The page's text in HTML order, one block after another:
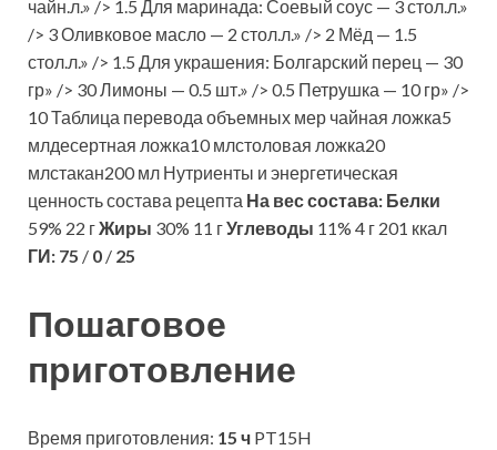
чайн.л.» /> 1.5 Для маринада: Соевый соус — 3 стол.л.»
/> 3 Оливковое масло — 2 стол.л.» /> 2 Мёд — 1.5
стол.л.» /> 1.5 Для украшения: Болгарский перец — 30
гр» /> 30 Лимоны — 0.5 шт.» /> 0.5 Петрушка — 10 гр» />
10 Таблица перевода объемных мер чайная ложка5
млдесертная ложка10 млстоловая ложка20
млстакан200 мл Нутриенты и энергетическая
ценность состава рецепта На вес состава: Белки
59% 22 гЖиры 30% 11 гУглеводы 11% 4 г 201 ккал
ГИ: 75 / 0 / 25
Пошаговое
приготовление
Время приготовления: 15 ч PT15H